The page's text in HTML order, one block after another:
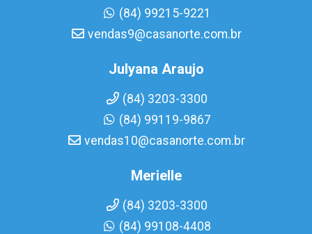
(84) 99215-9221
vendas9@casanorte.com.br
Julyana Araujo
(84) 3203-3300
(84) 99119-9867
vendas10@casanorte.com.br
Merielle
(84) 3203-3300
(84) 99108-4408